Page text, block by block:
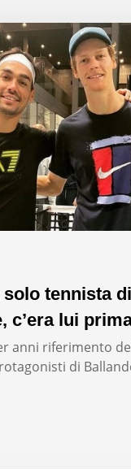
tennista
c’era lui
anni riferimento
di